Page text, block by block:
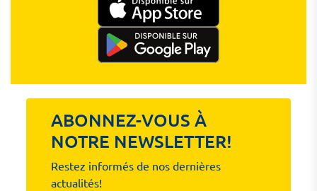
ABONNEZ-VOUS À
NOTRE NEWSLETTER!
Restez informés de nos dernières
actualités!